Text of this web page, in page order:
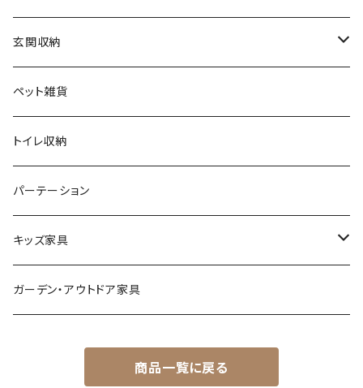
ヨーロピアン
モノトーン
ナチュラル
シンプル
スタイリッシュ
レトロ
プランター用品
クッション
その他
デザイナーズチェア
ダイニングチェア
オフィスチェア
パーソナルチェア
フォールディングチェア
玄関・エントランスチェア
玄関収納
シューズラック・シューズボックス
傘立て
その他
ペット雑貨
トイレ収納
パーテーション
キッズ家具
プレイマット
ガーデン・アウトドア家具
商品一覧に戻る